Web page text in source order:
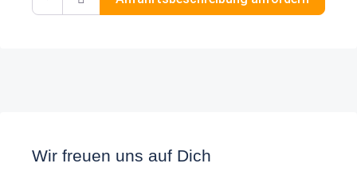
Wir freuen uns auf Dich